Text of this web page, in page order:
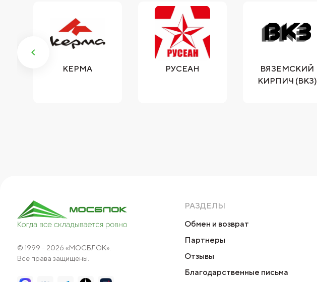
КЕРМА РУСЕАН
ВЯЗЕМСКИЙ
КИРПИЧ (ВКЗ)
© 1999 - 2026 «МОСБЛОК».
Все права защищены.
РАЗДЕЛЫ
Обмен и возврат
Партнеры
Отзывы
Благодарственные письма